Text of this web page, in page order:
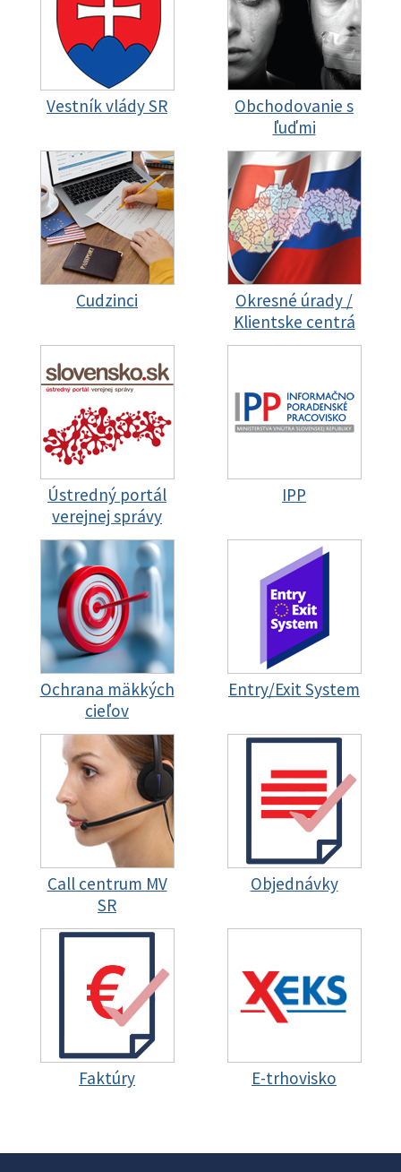
Vestník vlády SR
Obchodovanie s
ľuďmi
Cudzinci
Okresné úrady /
Klientske centrá
Ústredný portál
verejnej správy
IPP
Ochrana mäkkých
cieľov
Entry/Exit System
Call centrum MV
SR
Objednávky
Faktúry E-trhovisko